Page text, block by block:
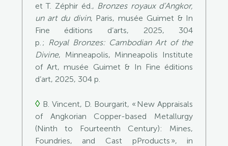
et T. Zéphir éd., Bronzes royaux d’Angkor,
un art du divin, Paris, musée Guimet & In
Fine éditions d’arts, 2025, 304
p. ; Royal Bronzes: Cambodian Art of the
Divine, Minneapolis, Minneapolis Institute
of Art, musée Guimet & In Fine éditions
d’art, 2025, 304 p.
◊ B. Vincent, D. Bourgarit, « New Appraisals
of Angkorian Copper-based Metallurgy
(Ninth to Fourteenth Century): Mines,
Foundries, and Cast pProducts », in